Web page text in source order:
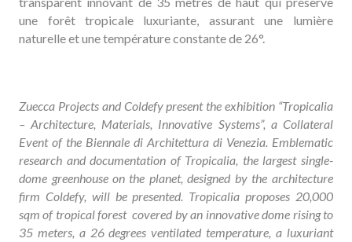
une forêt tropicale luxuriante, assurant une lumière
naturelle et une température constante de 26°.
Zuecca Projects and Coldefy present the exhibition “Tropicalia
– Architecture, Materials, Innovative Systems”, a Collateral
Event of the Biennale di Architettura di Venezia. Emblematic
research and documentation of Tropicalia, the largest single-
dome greenhouse on the planet, designed by the architecture
firm Coldefy, will be presented. Tropicalia proposes 20,000
sqm of tropical forest covered by an innovative dome rising to
35 meters, a 26 degrees ventilated temperature, a luxuriant